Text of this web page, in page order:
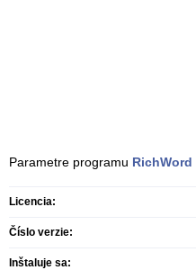
Parametre programu RichWord
Licencia:
Číslo verzie:
Inštaluje sa: